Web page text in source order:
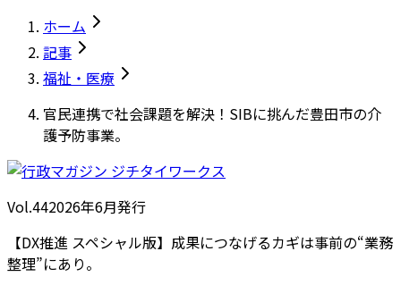
ホーム
記事
福祉・医療
官民連携で社会課題を解決！SIBに挑んだ豊田市の介
護予防事業。
Vol.442026年6月発行
【DX推進 スペシャル版】成果につなげるカギは事前の“業務
整理”にあり。